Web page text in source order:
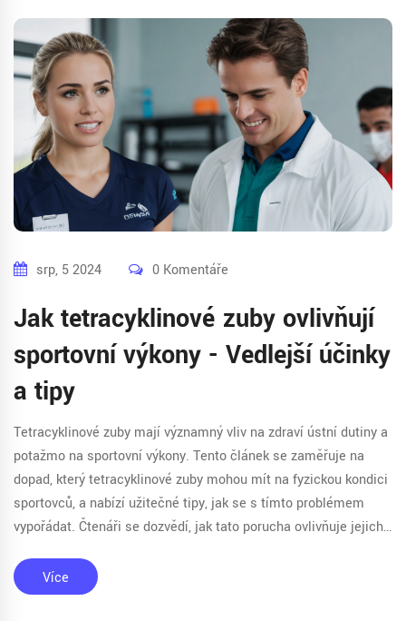
srp, 5 2024 0 Komentáře
Jak tetracyklinové zuby ovlivňují
sportovní výkony - Vedlejší účinky
a tipy
Tetracyklinové zuby mají významný vliv na zdraví ústní dutiny a
potažmo na sportovní výkony. Tento článek se zaměřuje na
dopad, který tetracyklinové zuby mohou mít na fyzickou kondici
sportovců, a nabízí užitečné tipy, jak se s tímto problémem
vypořádat. Čtenáři se dozvědí, jak tato porucha ovlivňuje jejich
Více